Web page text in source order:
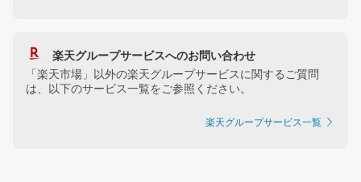
楽天グループサービスへのお問い合わせ
「楽天市場」以外の楽天グループサービスに関するご質問
は、以下のサービス一覧をご参照ください。
楽天グループサービス一覧